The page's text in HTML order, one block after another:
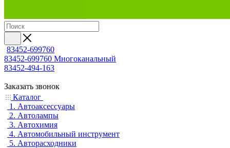
83452-699760
83452-699760 Многоканальный
83452-494-163
Заказать звонок
Каталог
1. Автоаксессуары
2. Автолампы
3. Автохимия
4. Автомобильный инструмент
5. Авторасходники